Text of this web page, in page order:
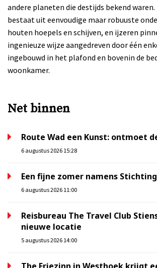
andere planeten die destijds bekend
bestaat uit eenvoudige maar robuuste
houten hoepels en schijven, en ijzeren
ingenieuze wijze aangedreven door één
ingebouwd in het plafond en bovenin de
woonkamer.
Net binnen
Route Wad een Kunst: ontmoet
6 augustus 2026 15:28
Een fijne zomer namens
6 augustus 2026 11:00
Reisbureau The Travel Club
nieuwe locatie
5 augustus 2026 14:00